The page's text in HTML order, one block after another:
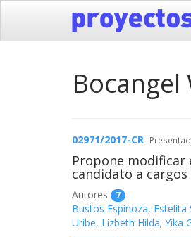
02971/2017-CR
Propone modificar
candidato a
Autores 7
Bustos Espinoza, Estelita
Uribe, Lizbeth Hilda; Yika